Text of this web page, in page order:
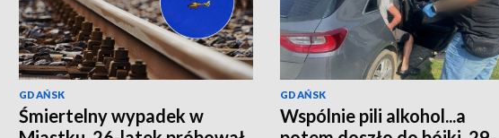
GDAŃSK
Śmiertelny wypadek w
GDAŃSK
Wspólnie pili alkohol...a